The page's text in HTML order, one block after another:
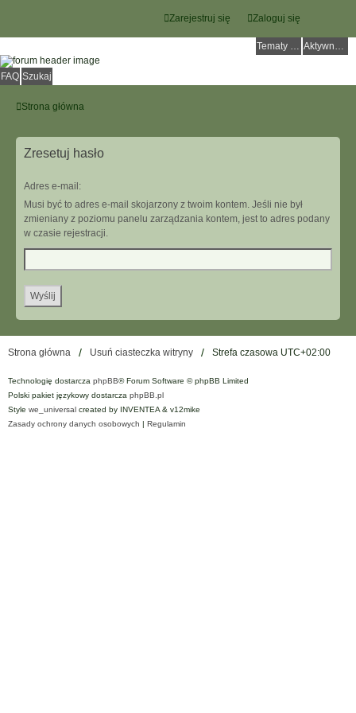
Zaloguj się
Zarejestruj się
Tematy bez odpowiedzi Aktywne tematy
FAQ Szukaj
Strona główna
Zresetuj hasło
Adres e-mail:
Musi być to adres e-mail skojarzony z twoim kontem. Jeśli nie był
zmieniany z poziomu panelu zarządzania kontem, jest to adres podany
w czasie rejestracji.
Strona główna Usuń ciasteczka witryny Strefa czasowa UTC+02:00
Technologię dostarcza phpBB® Forum Software © phpBB Limited
Polski pakiet językowy dostarcza phpBB.pl
Style we_universal created by INVENTEA & v12mike
Zasady ochrony danych osobowych | Regulamin